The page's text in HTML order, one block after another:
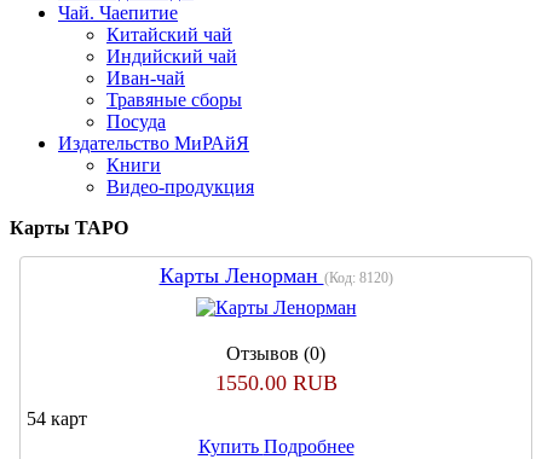
Чай. Чаепитие
Китайский чай
Индийский чай
Иван-чай
Травяные сборы
Посуда
Издательство МиРАйЯ
Книги
Видео-продукция
Карты ТАРО
Карты Ленорман (Код: 8120)
Отзывов (0)
1550.00 RUB
54 карт
Купить Подробнее